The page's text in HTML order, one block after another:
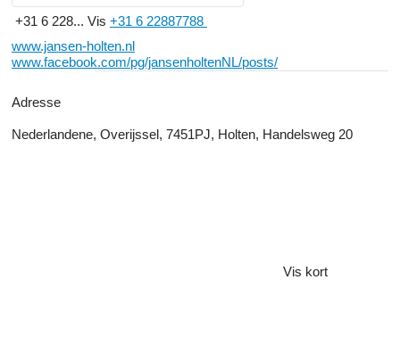
+31 6 228... Vis +31 6 22887788
www.jansen-holten.nl
www.facebook.com/pg/jansenholtenNL/posts/
Adresse
Nederlandene, Overijssel, 7451PJ, Holten, Handelsweg 20
Vis kort